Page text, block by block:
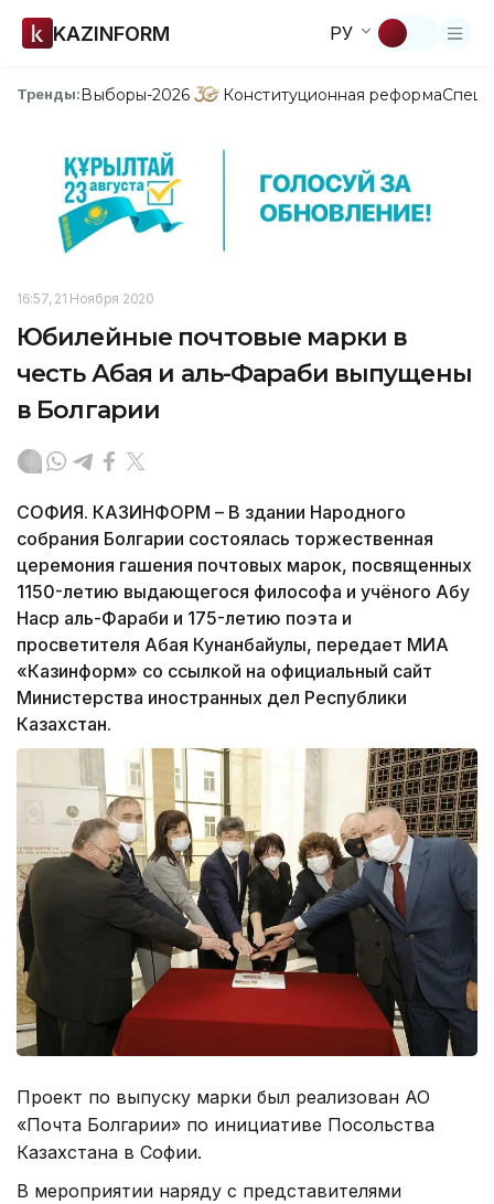
KAZINFORM РУ
Тренды:Выборы-2026 Конституционная реформа
16:57, 21 Ноября 2020
Юбилейные почтовые марки в
честь Абая и аль-Фараби выпущены
в Болгарии
СОФИЯ. КАЗИНФОРМ – В здании Народного
собрания Болгарии состоялась торжественная
церемония гашения почтовых марок, посвященных
1150-летию выдающегося философа и учёного Абу
Наср аль-Фараби и 175-летию поэта и
просветителя Абая Кунанбайулы, передает МИА
«Казинформ» со ссылкой на официальный сайт
Министерства иностранных дел Республики
Казахстан.
Проект по выпуску марки был реализован АО
«Почта Болгарии» по инициативе Посольства
Казахстана в Софии.
В мероприятии наряду с представителями